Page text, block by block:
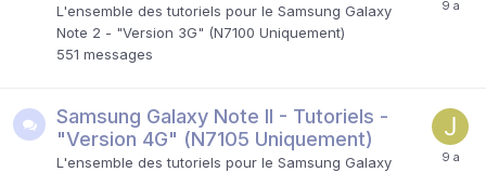
L'ensemble des tutoriels pour le Samsung Galaxy
Note 2 - "Version 3G" (N7100 Uniquement)
551 messages
Samsung Galaxy Note II - Tutoriels -
"Version 4G" (N7105 Uniquement)
L'ensemble des tutoriels pour le Samsung Galaxy